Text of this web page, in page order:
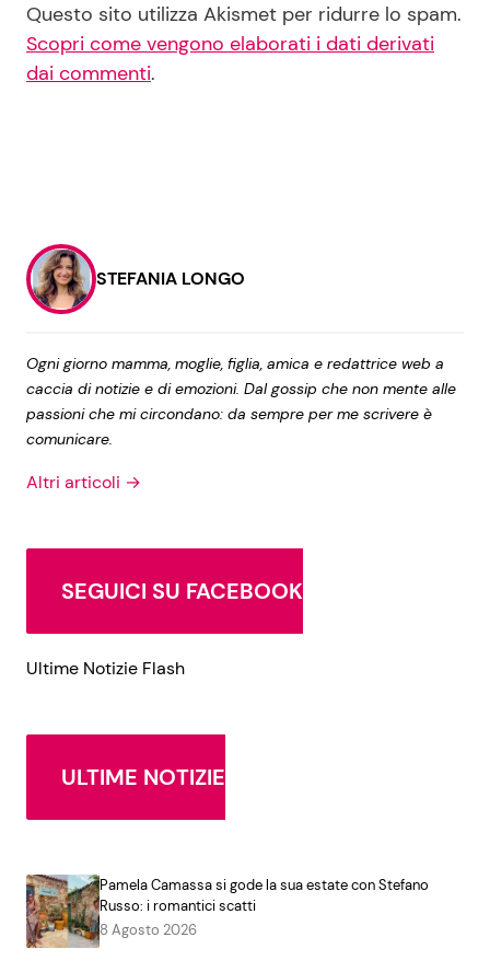
Questo sito utilizza Akismet per ridurre lo spam.
Scopri come vengono elaborati i dati derivati
dai commenti.
STEFANIA LONGO
Ogni giorno mamma, moglie, figlia, amica e redattrice web a
caccia di notizie e di emozioni. Dal gossip che non mente alle
passioni che mi circondano: da sempre per me scrivere è
comunicare.
Altri articoli →
SEGUICI SU FACEBOOK
Ultime Notizie Flash
ULTIME NOTIZIE
Pamela Camassa si gode la sua estate con Stefano
Russo: i romantici scatti
8 Agosto 2026